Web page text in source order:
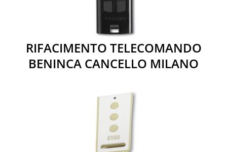
RIFACIMENTO TELECOMANDO
BENINCA CANCELLO MILANO